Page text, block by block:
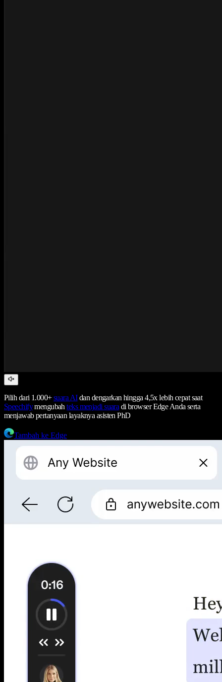
Pilih dari 1.000+suara AIdan dengarkan hingga 4,5x lebih cepat saat
Speechifymengubahteks menjadi suara di browser Edge Anda serta
menjawab pertanyaan layaknya asisten PhD
Tambah ke Edge